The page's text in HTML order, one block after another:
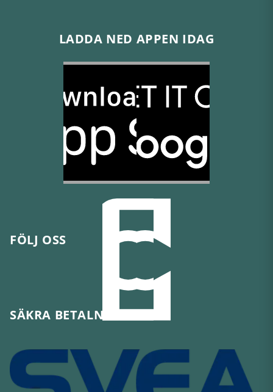
LADDA NED APPEN IDAG
FÖLJ OSS
SÄKRA BETALNINGAR